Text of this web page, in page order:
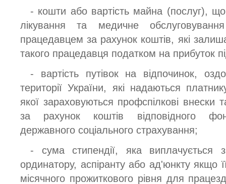
- кошти або вартість майна (послуг),
лікування та медичне
працедавцем за рахунок коштів, які
такого працедавця податком на прибуток
- вартість путівок на відпочинок,
території України, які надаються
якої зараховуються профспілкові внески
за рахунок коштів відповідного
державного соціального страхування;
- сума стипендії, яка виплачується
ординатору, аспіранту або ад'юнкту якщо
місячного прожиткового рівня для